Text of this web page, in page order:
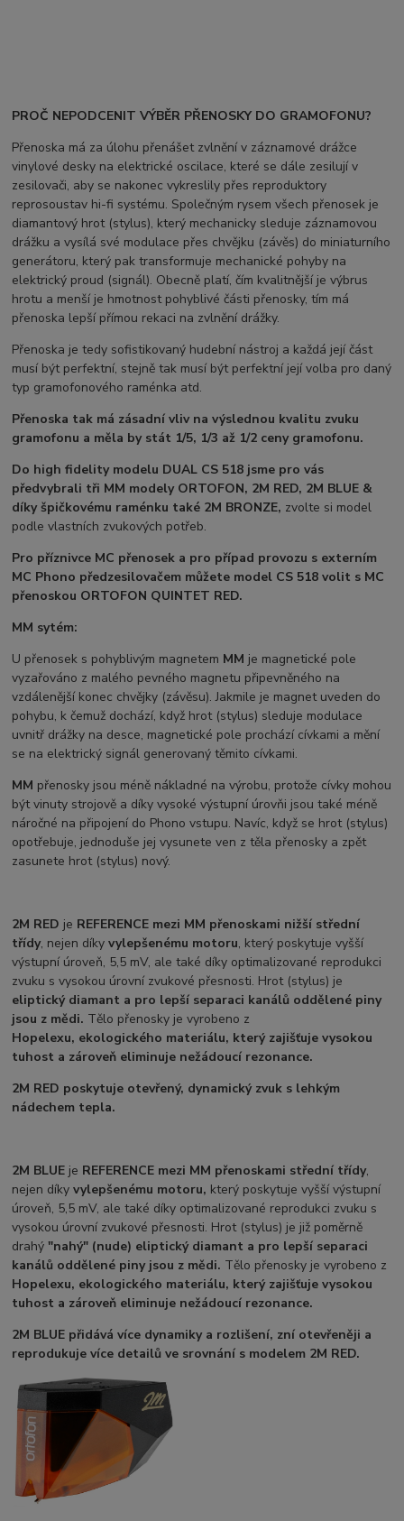
PROČ NEPODCENIT VÝBĚR PŘENOSKY DO GRAMOFONU?
Přenoska má za úlohu přenášet zvlnění v záznamové drážce
vinylové desky na elektrické oscilace, které se dále zesilují v
zesilovači, aby se nakonec vykreslily přes reproduktory
reprosoustav hi-fi systému. Společným rysem všech přenosek je
diamantový hrot (stylus), který mechanicky sleduje záznamovou
drážku a vysílá své modulace přes chvějku (závěs) do miniaturního
generátoru, který pak transformuje mechanické pohyby na
elektrický proud (signál). Obecně platí, čím kvalitnější je výbrus
hrotu a menší je hmotnost pohyblivé části přenosky, tím má
přenoska lepší přímou rekaci na zvlnění drážky.
Přenoska je tedy sofistikovaný hudební nástroj a každá její část
musí být perfektní, stejně tak musí být perfektní její volba pro daný
typ gramofonového raménka atd.
Přenoska tak má zásadní vliv na výslednou kvalitu zvuku
gramofonu a měla by stát 1/5, 1/3 až 1/2 ceny gramofonu.
Do high fidelity modelu DUAL CS 518 jsme pro vás
předvybrali tři MM modely ORTOFON, 2M RED, 2M BLUE &
díky špičkovému raménku také 2M BRONZE, zvolte si model
podle vlastních zvukových potřeb.
Pro příznivce MC přenosek a pro případ provozu s externím
MC Phono předzesilovačem můžete model CS 518 volit s MC
přenoskou ORTOFON QUINTET RED.
MM sytém:
U přenosek s pohyblivým magnetem MM je magnetické pole
vyzařováno z malého pevného magnetu připevněného na
vzdálenější konec chvějky (závěsu). Jakmile je magnet uveden do
pohybu, k čemuž dochází, když hrot (stylus) sleduje modulace
uvnitř drážky na desce, magnetické pole prochází cívkami a mění
se na elektrický signál generovaný těmito cívkami.
MM přenosky jsou méně nákladné na výrobu, protože cívky mohou
být vinuty strojově a díky vysoké výstupní úrovňi jsou také méně
náročné na připojení do Phono vstupu. Navíc, když se hrot (stylus)
opotřebuje, jednoduše jej vysunete ven z těla přenosky a zpět
zasunete hrot (stylus) nový.
2M RED je REFERENCE mezi MM přenoskami nižší střední
třídy, nejen díkyvylepšenému motoru, který poskytuje vyšší
výstupní úroveň, 5,5 mV, ale také díky optimalizované reprodukci
zvuku s vysokou úrovní zvukové přesnosti. Hrot (stylus) je
eliptický diamant a pro lepší separaci kanálů oddělené piny
jsou z mědi. Tělo přenosky je vyrobeno z
Hopelexu, ekologického materiálu, který zajišťuje vysokou
tuhost a zároveň eliminuje nežádoucí rezonance.
2M RED poskytuje otevřený, dynamický zvuk s lehkým
nádechem tepla.
2M BLUE je REFERENCE mezi MM přenoskami střední třídy,
nejen díky vylepšenému motoru, který poskytuje vyšší výstupní
úroveň, 5,5 mV, ale také díky optimalizované reprodukci zvuku s
vysokou úrovní zvukové přesnosti. Hrot (stylus) je již poměrně
drahý"nahý" (nude) eliptický diamant a pro lepší separaci
kanálů oddělené piny jsou z mědi. Tělo přenosky je vyrobeno z
Hopelexu, ekologického materiálu, který zajišťuje vysokou
tuhost a zároveň eliminuje nežádoucí rezonance.
2M BLUE přidává více dynamiky a rozlišení, zní otevřeněji a
reprodukuje více detailů ve srovnání s modelem 2M RED.